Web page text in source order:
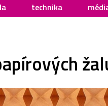
technika